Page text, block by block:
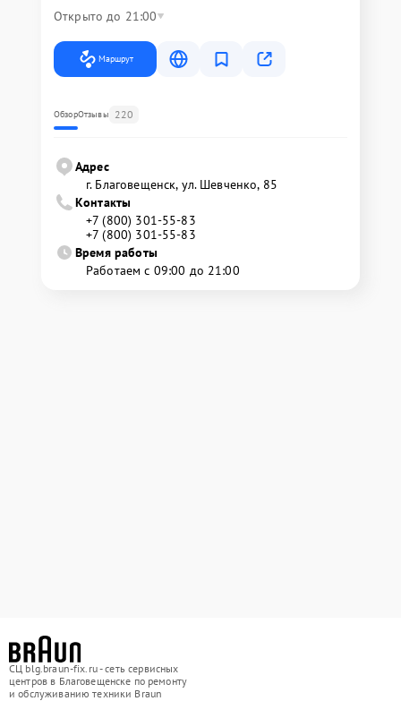
Открыто до 21:00
Маршрут
ОбзорОтзывы 220
Адрес
г. Благовещенск, ул. Шевченко, 85
Контакты
+7 (800) 301-55-83
+7 (800) 301-55-83
Время работы
Работаем с 09:00 до 21:00
СЦ blg.braun-fix.ru - сеть сервисных
центров в Благовещенске по ремонту
и обслуживанию техники Braun